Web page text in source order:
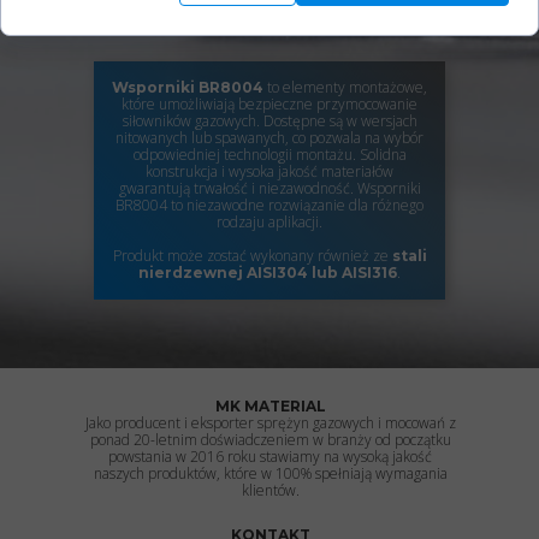
Wsporniki BR8004 to elementy montażowe,
które umożliwiają bezpieczne przymocowanie
siłowników gazowych. Dostępne są w wersjach
nitowanych lub spawanych, co pozwala na wybór
odpowiedniej technologii montażu. Solidna
konstrukcja i wysoka jakość materiałów
gwarantują trwałość i niezawodność. Wsporniki
BR8004 to niezawodne rozwiązanie dla różnego
rodzaju aplikacji.
Produkt może zostać wykonany również ze stali
nierdzewnej AISI304 lub AISI316.
KONTAKT
MK MATERIAL
Jako producent i eksporter sprężyn gazowych i mocowań z
ponad 20-letnim doświadczeniem w branży od początku
powstania w 2016 roku stawiamy na wysoką jakość
naszych produktów, które w 100% spełniają wymagania
klientów.